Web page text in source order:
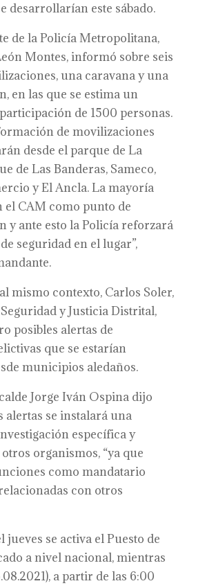
desarrollarían este sábado.
de la Policía Metropolitana,
Montes, informó sobre seis
una caravana y una
en las que se estima un
de 1500 personas.
de movilizaciones
desde el parque de La
de Las Banderas, Sameco,
y El Ancla. La mayoría
el CAM como punto de
y ante esto la Policía reforzará
seguridad en el lugar”,
mismo contexto, Carlos Soler,
y Justicia Distrital,
posibles alertas de
que se estarían
municipios aledaños.
Jorge Iván Ospina dijo
alertas se instalará una
específica y
organismos, “ya que
como mandatario
con otros
jueves se activa el Puesto de
a nivel nacional, mientras
a partir de las 6:00